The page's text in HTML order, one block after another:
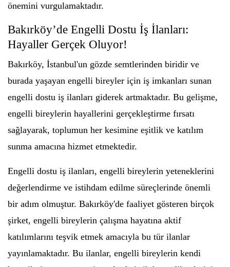
önemini vurgulamaktadır.
Bakırköy’de Engelli Dostu İş İlanları:
Hayaller Gerçek Oluyor!
Bakırköy, İstanbul'un gözde semtlerinden biridir ve
burada yaşayan engelli bireyler için iş imkanları sunan
engelli dostu iş ilanları giderek artmaktadır. Bu gelişme,
engelli bireylerin hayallerini gerçekleştirme fırsatı
sağlayarak, toplumun her kesimine eşitlik ve katılım
sunma amacına hizmet etmektedir.
Engelli dostu iş ilanları, engelli bireylerin yeteneklerini
değerlendirme ve istihdam edilme süreçlerinde önemli
bir adım olmuştur. Bakırköy'de faaliyet gösteren birçok
şirket, engelli bireylerin çalışma hayatına aktif
katılımlarını teşvik etmek amacıyla bu tür ilanlar
yayınlamaktadır. Bu ilanlar, engelli bireylerin kendi